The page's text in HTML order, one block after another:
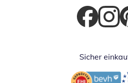
Öffnet inÖffnet
Sicher